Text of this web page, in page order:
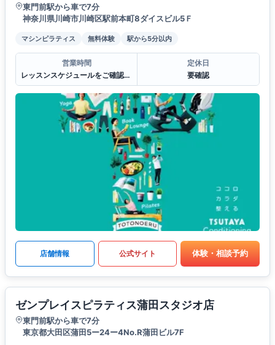
東門前駅から車で7分
神奈川県川崎市川崎区駅前本町8ダイスビル5Ｆ
マシンピラティス 無料体験 駅から5分以内
営業時間
レッスンスケジュールをご確認ください。
定休日
要確認
店舗情報 公式サイト 体験・相談予約
ゼンプレイスピラティス蒲田スタジオ店
東門前駅から車で7分
東京都大田区蒲田5ー24ー4No.R蒲田ビル7F